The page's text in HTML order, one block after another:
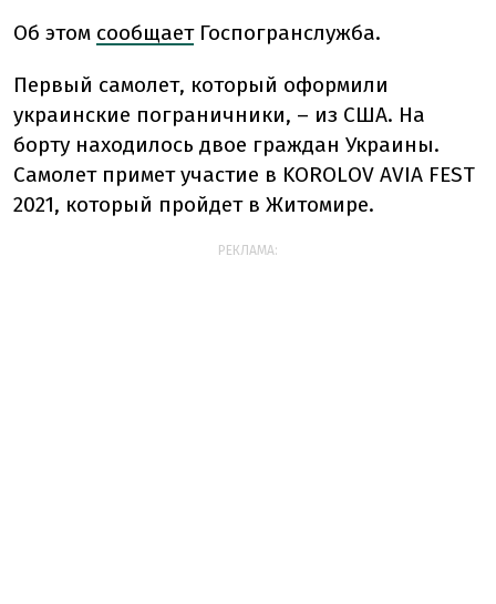
Об этом сообщаетГоспогранслужба.
Первый самолет, который оформили
украинские пограничники, – из США. На
борту находилось двое граждан Украины.
Самолет примет участие в KOROLОV AVIA FEST
2021, который пройдет в Житомире.
РЕКЛАМА: